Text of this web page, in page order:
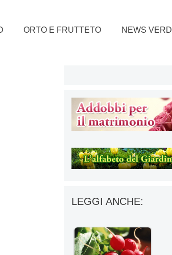
ORTO E FRUTTETO NEWS VERDI
LEGGI ANCHE: